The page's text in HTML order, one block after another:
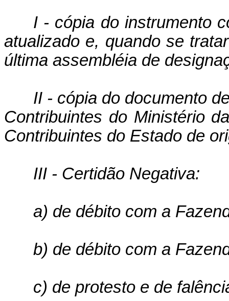
I - cópia do instrumento
atuali­zado e, quando se
última assem­bléia de
II - cópia do documento
Con­tribuintes do Ministério
Contribuintes do Estado de
III - Certidão Negativa:
a) de débito com a
b) de débito com a
c) de protesto e de